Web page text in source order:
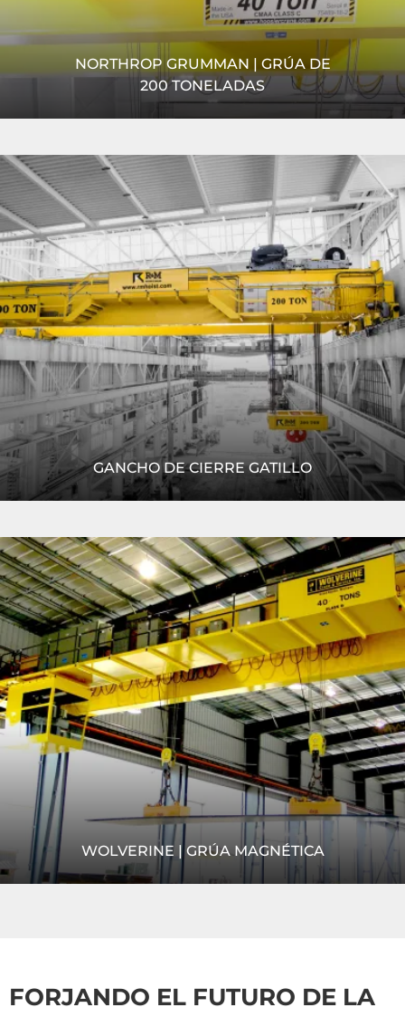
NORTHROP GRUMMAN | GRÚA DE
200 TONELADAS
Ante la necesidad de una grúa grande de 200 toneladas
para la fabricación de acero, el montaje y la fabricación
aeroespacial pesada, Reading Crane and Engineering...
LEER MÁS
GANCHO DE CIERRE GATILLO
El gancho de cierre gatillo de R&M es una solución para
lograr un enganche de la carga más sencillo, seguro y
eficiente con sus eslingas y grilletes.
VIDEO
Video
WOLVERINE | GRÚA MAGNÉTICA
Leer
más
FORJANDO EL FUTURO DE LA